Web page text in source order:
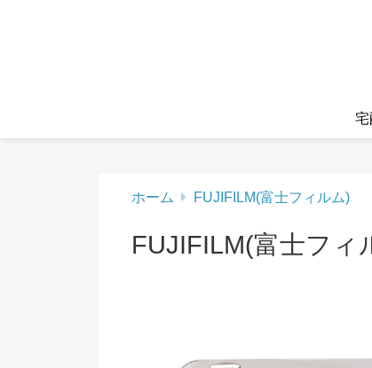
宅
ホーム FUJIFILM(富士フィルム)
FUJIFILM(富士フィ